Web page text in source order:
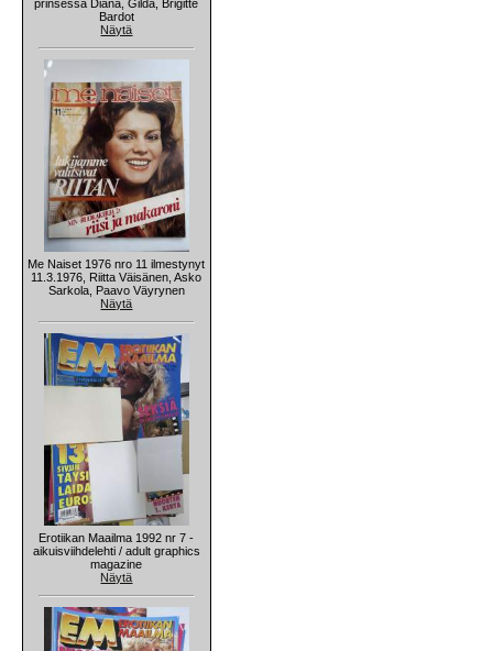
prinsessa Diana, Gilda, Brigitte
Bardot
Näytä
Me Naiset 1976 nro 11 ilmestynyt
11.3.1976, Riitta Väisänen, Asko
Sarkola, Paavo Väyrynen
Näytä
Erotiikan Maailma 1992 nr 7 -
aikuisviihdelehti / adult graphics
magazine
Näytä